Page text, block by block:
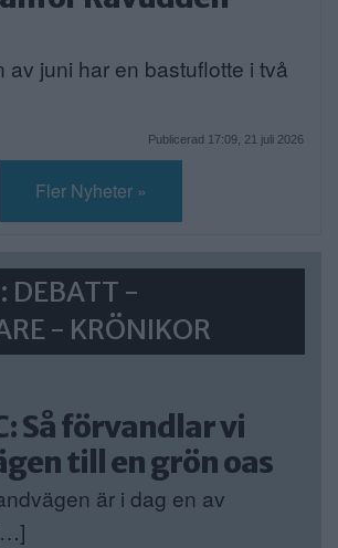
av juni har en bastuflotte i två
Publicerad 17:09, 21 juli 2026
Fler Nyheter »
DEBATT -
- KRÖNIKOR
Så förvandlar vi
till en grön oas
är i dag en av